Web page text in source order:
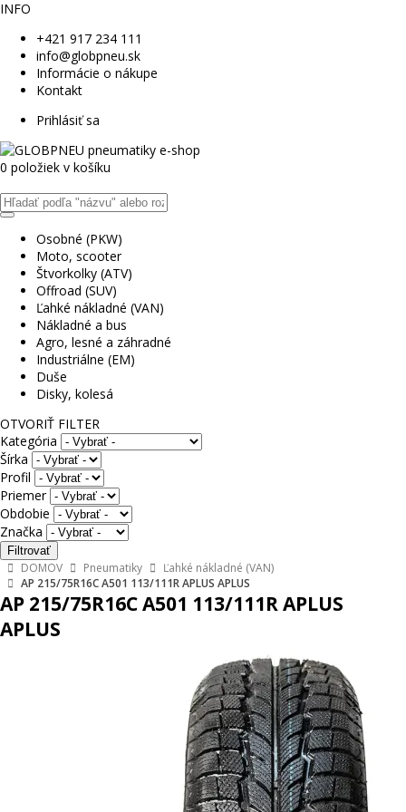
INFO
+421 917 234 111
info@globpneu.sk
Informácie o nákupe
Kontakt
Prihlásiť sa
0 položiek v košíku
Osobné (PKW)
Moto, scooter
Štvorkolky (ATV)
Offroad (SUV)
Ľahké nákladné (VAN)
Nákladné a bus
Agro, lesné a záhradné
Industriálne (EM)
Duše
Disky, kolesá
OTVORIŤ FILTER
Kategória
Šírka
Profil
Priemer
Obdobie
Značka
DOMOV Pneumatiky
Ľahké nákladné (VAN)
AP 215/75R16C A501 113/111R APLUS APLUS
AP 215/75R16C A501 113/111R APLUS
APLUS